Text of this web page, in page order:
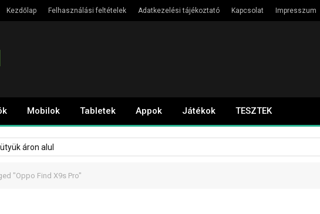
Kezdőlap Felhasználási feltételek Adatkezelési tájékoztató Kapcsolat Impresszum
Mobilok Tabletek Appok Játékok TESZTEK
áron alul
"Oppo Find X9s Pro"